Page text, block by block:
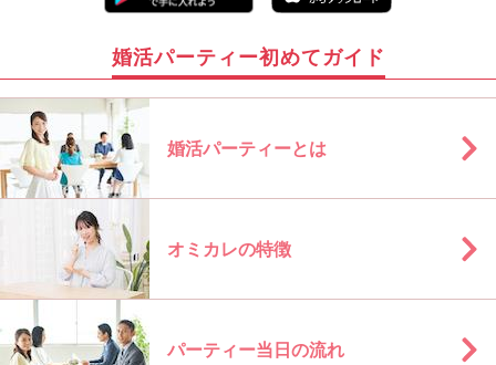
婚活パーティー初めてガイド
婚活パーティーとは
オミカレの特徴
パーティー当日の流れ